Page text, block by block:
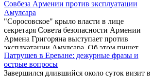
Совбеза Армении против эксплуатации
Амулсара
"Соросовское" крыло власти в лице
секретаря Совета безопасности Армении
Армена Григоряна выступает против
эксплуатации Амулсара. Об этом пишет
газета "Грапарак", развивая тему.
Патрушев в Ереване: дежурные фразы и
острые вопросы
Завершился длившийся около суток визит в